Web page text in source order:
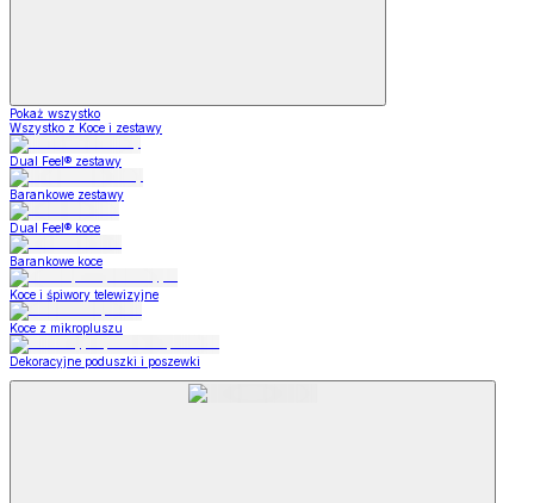
Pokaż wszystko
Wszystko z Koce i zestawy
Dual Feel® zestawy
Barankowe zestawy
Dual Feel® koce
Barankowe koce
Koce i śpiwory telewizyjne
Koce z mikropluszu
Dekoracyjne poduszki i poszewki